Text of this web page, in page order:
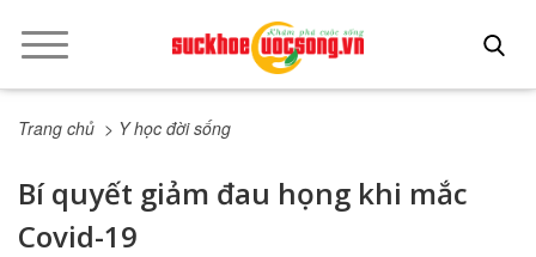
Trang chủ > Y học đời sống
Bí quyết giảm đau họng khi mắc
Covid-19